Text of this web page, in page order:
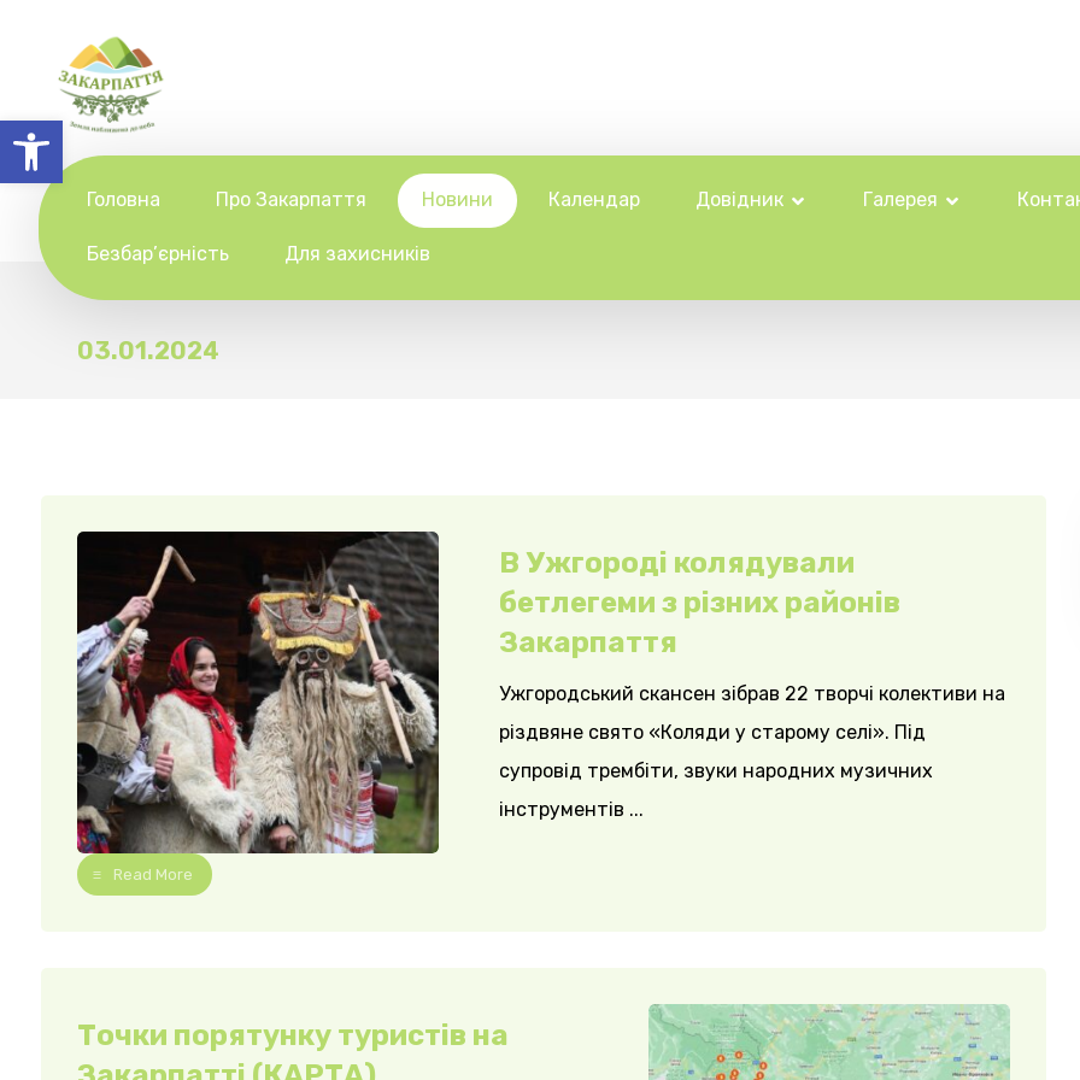
Відкрити Панель інструментів
Головна Про Закарпаття Новини Календар Довідник Галерея
Безбар’єрність Для захисників
03.01.2024
В Ужгороді колядували
бетлегеми з різних районів
Закарпаття
Ужгородський скансен зібрав 22 творчі колективи на
різдвяне свято «Коляди у старому селі». Під
супровід трембіти, звуки народних музичних
інструментів ...
Read More
Точки порятунку туристів на